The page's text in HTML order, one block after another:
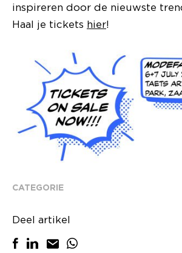
inspireren door de nieuwste
Haal je tickets hier!
CATEGORIE
Deel artikel